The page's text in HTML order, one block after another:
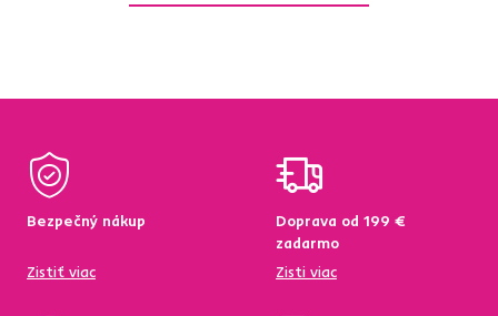
Bezpečný nákup
Zistiť viac
Doprava od 199 €
zadarmo
Zisti viac